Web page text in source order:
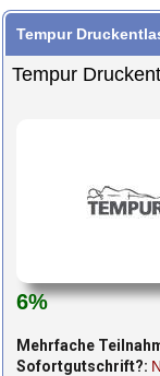
Tempur
Tempur
6%
Mehrfache
Sofortgutschrift?: